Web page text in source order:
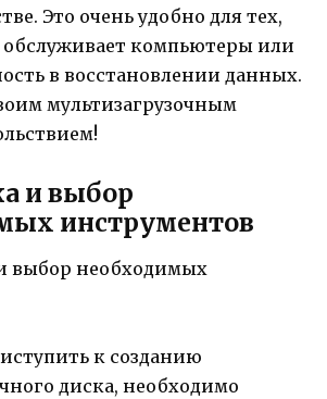
Это очень удобно для тех,
обслуживает компьютеры или
в восстановлении данных.
мультизагрузочным
и выбор
инструментов
к созданию
диска, необходимо